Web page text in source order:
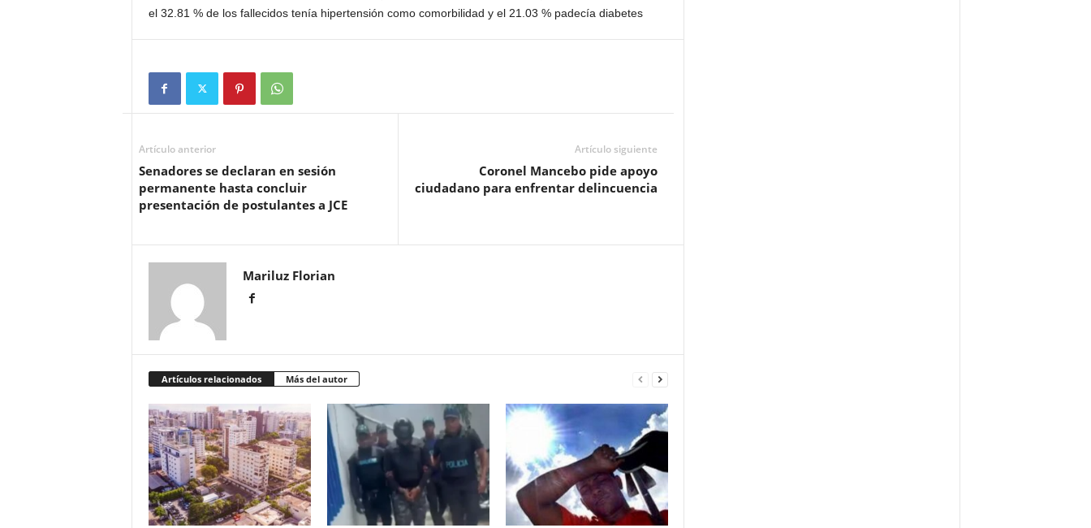
el 32.81 % de los fallecidos tenía hipertensión como comorbilidad y el 21.03 % padecía diabetes
Artículo anterior
Senadores se declaran en sesión
permanente hasta concluir
presentación de postulantes a JCE
Artículo siguiente
Coronel Mancebo pide apoyo
ciudadano para enfrentar delincuencia
Mariluz Florian
Artículos relacionados Más del autor